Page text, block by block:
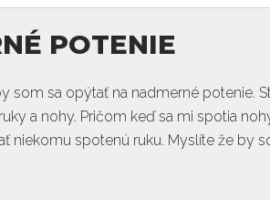
POTENIE
som sa opýtať na nadmerné potenie.
a nohy. Pričom keď sa mi spotia
niekomu spotenú ruku. Myslíte že by